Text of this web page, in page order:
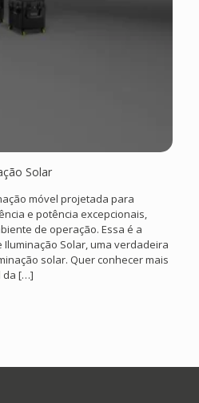
Solar
móvel projetada para
e potência excepcionais,
de operação. Essa é a
Solar, uma verdadeira
solar. Quer conhecer mais
da […]